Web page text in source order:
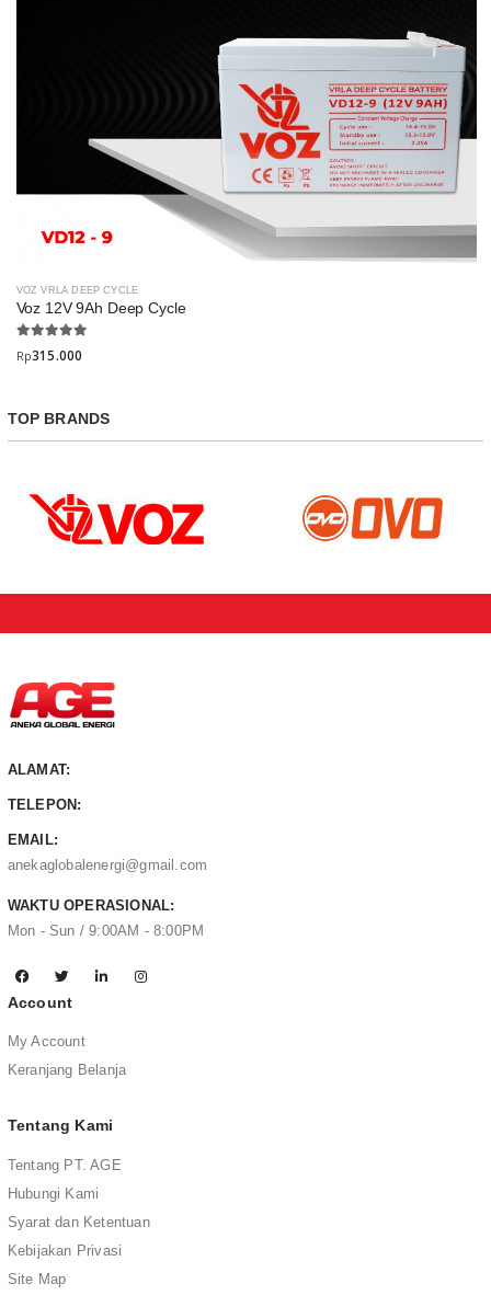
VOZ VRLA DEEP CYCLE
Voz 12V 9Ah Deep Cycle
Rp315.000
TOP BRANDS
ALAMAT:
TELEPON:
EMAIL:
anekaglobalenergi@gmail.com
WAKTU OPERASIONAL:
Mon - Sun / 9:00AM - 8:00PM
Account
My Account
Keranjang Belanja
Tentang Kami
Tentang PT. AGE
Hubungi Kami
Syarat dan Ketentuan
Kebijakan Privasi
Site Map